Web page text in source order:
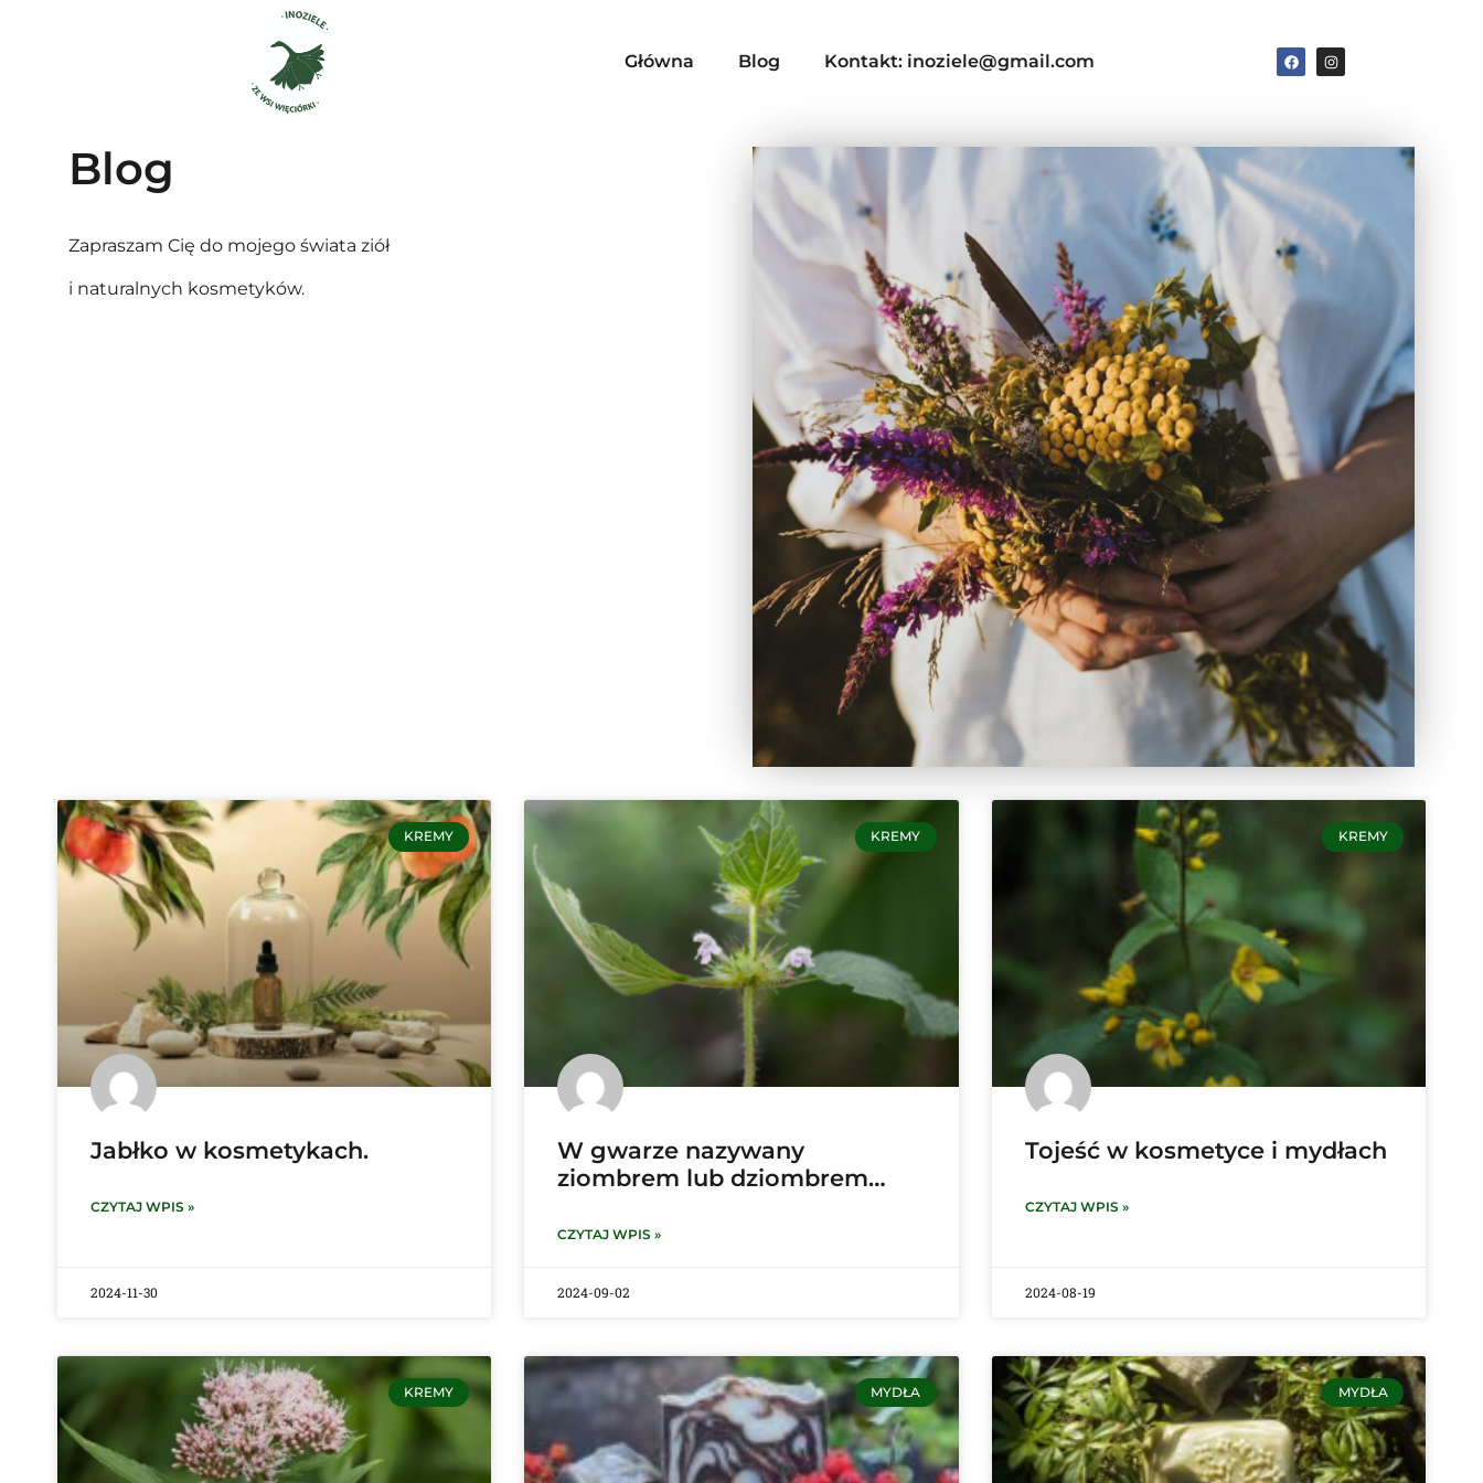
Główna Blog Kontakt: inoziele@gmail.com
Blog
Zapraszam Cię do mojego świata ziół
i naturalnych kosmetyków.
KREMY
Jabłko w kosmetykach.
CZYTAJ WPIS »
2024-11-30
KREMY
W gwarze nazywany
ziombrem lub dziombrem…
CZYTAJ WPIS »
2024-09-02
KREMY
Tojeść w kosmetyce i mydłach
CZYTAJ WPIS »
2024-08-19
KREMY MYDŁA MYDŁA